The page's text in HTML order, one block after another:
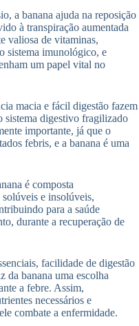
a banana ajuda na reposição
à transpiração aumentada
valiosa de vitaminas,
sistema imunológico, e
um papel vital no
macia e fácil digestão fazem
sistema digestivo fragilizado
importante, já que o
febris, e a banana é uma
é composta
e insolúveis,
para a saúde
durante a recuperação de
facilidade de digestão
da banana uma escolha
a febre. Assim,
necessários e
combate a enfermidade.